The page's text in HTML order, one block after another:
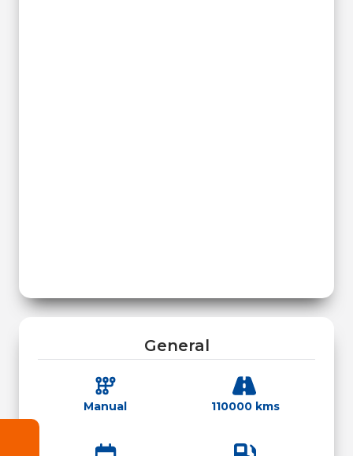
General
Manual 110000 kms